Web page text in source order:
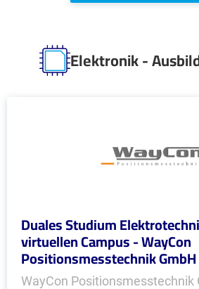
Elektronik -
Duales Studium
virtuellen Campus - WayCon
Positionsmesstechnik GmbH
WayCon Positionsmesstechnik